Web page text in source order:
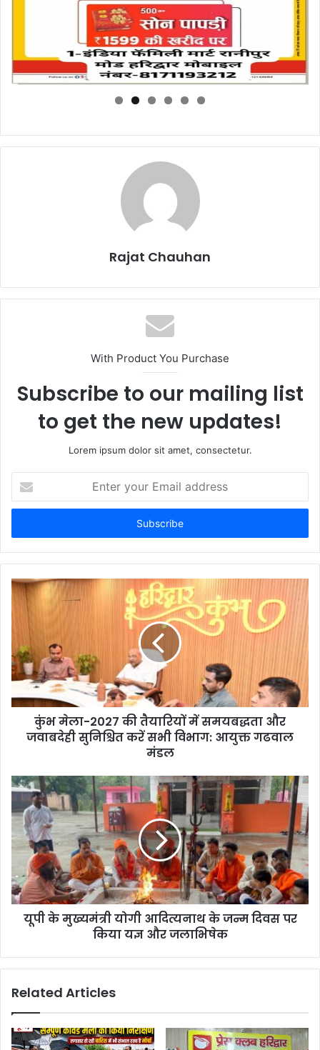
Rajat Chauhan
With Product You Purchase
Subscribe to our mailing list
to get the new updates!
Lorem ipsum dolor sit amet, consectetur.
your
Email
कुंभ मेला-2027 की तैयारियों में समयबद्धता और
जवाबदेही सुनिश्चित करें सभी विभाग: आयुक्त गढवाल
मंडल
यूपी के मुख्यमंत्री योगी आदित्यनाथ के जन्म दिवस पर
किया यज्ञ और जलाभिषेक
Related Articles